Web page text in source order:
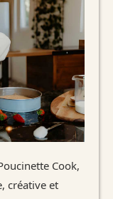
Cook,
créative et